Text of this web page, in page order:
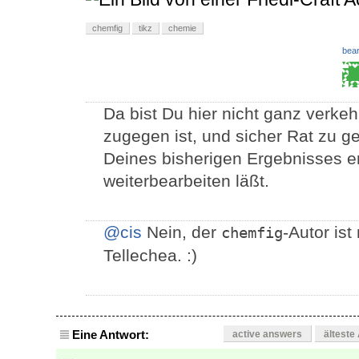
chemfig tikz chemie
Da bist Du hier nicht ganz
zugegen ist, und sicher Rat zu
Deines bisherigen Ergebnisses
weiterbearbeiten läßt.
@cis Nein, der chemfig-Autor ist
Tellechea. :)
Eine Antwort: active answers älteste